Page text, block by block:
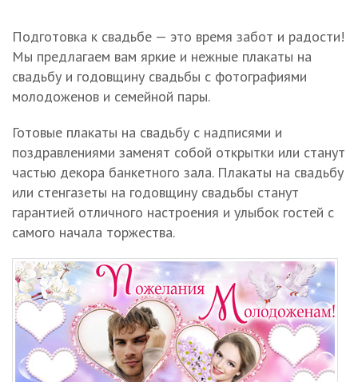
Подготовка к свадьбе — это время забот и радости!
Мы предлагаем вам яркие и нежные плакаты на
свадьбу и годовщину свадьбы с фотографиями
молодоженов и семейной пары.
Готовые плакаты на свадьбу с надписями и
поздравлениями заменят собой открытки или станут
частью декора банкетного зала. Плакаты на свадьбу
или стенгазеты на годовщину свадьбы станут
гарантией отличного настроения и улыбок гостей с
самого начала торжества.